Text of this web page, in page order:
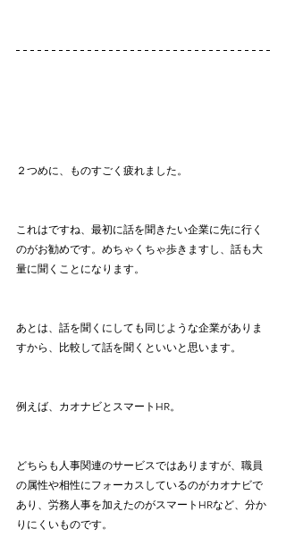
２つめに、ものすごく疲れました。
これはですね、最初に話を聞きたい企業に先に行く
のがお勧めです。めちゃくちゃ歩きますし、話も大
量に聞くことになります。
あとは、話を聞くにしても同じような企業がありま
すから、比較して話を聞くといいと思います。
例えば、カオナビとスマートHR。
どちらも人事関連のサービスではありますが、職員
の属性や相性にフォーカスしているのがカオナビで
あり、労務人事を加えたのがスマートHRなど、分か
りにくいものです。